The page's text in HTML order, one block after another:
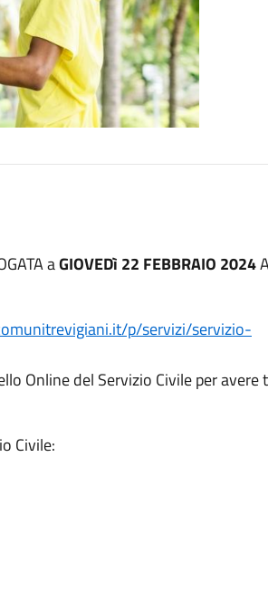
aGIOVEDì 22 FEBBRAIO 2024
p/servizi/servizio-
Online del Servizio Civile per avere
Civile: